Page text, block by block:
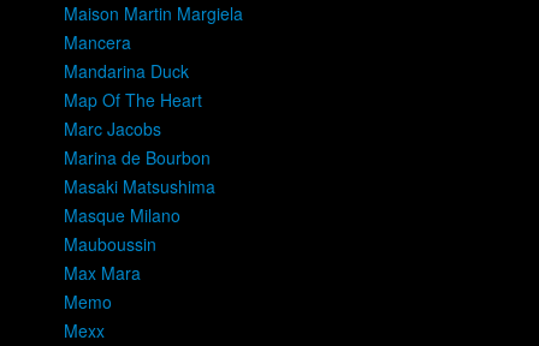
Maison Martin Margiela
Mancera
Mandarina Duck
Map Of The Heart
Marc Jacobs
Marina de Bourbon
Masaki Matsushima
Masque Milano
Mauboussin
Max Mara
Memo
Mexx